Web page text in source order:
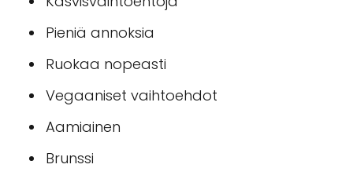
Pieniä annoksia
Ruokaa nopeasti
Vegaaniset vaihtoehdot
Aamiainen
Brunssi